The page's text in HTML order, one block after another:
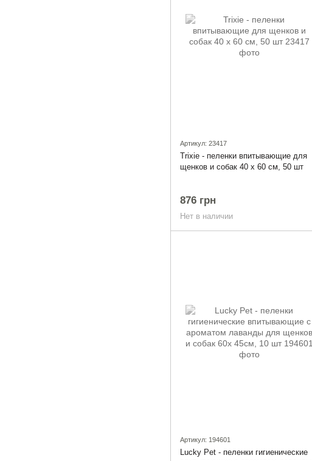
Артикул: 23417
Trixie - пеленки впитывающие для
щенков и собак 40 x 60 см, 50 шт
876 грн
Нет в наличии
Артикул: 194601
Lucky Pet - пеленки гигиенические